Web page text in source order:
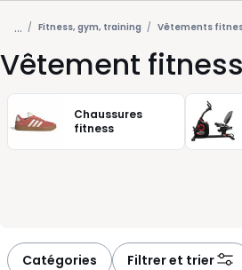
articles
vus
... Fitness, gym, training Vêtements
Vêtement fitness
Chaussures
fitness
Catégories Filtrer et trier